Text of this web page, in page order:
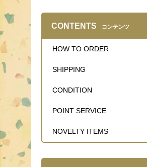
CONTENTS コンテンツ
HOW TO ORDER
SHIPPING
CONDITION
POINT SERVICE
NOVELTY ITEMS